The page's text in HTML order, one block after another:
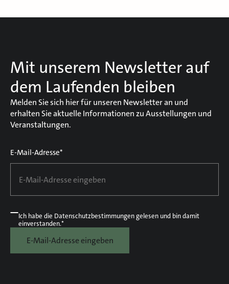
Mit unserem Newsletter auf
dem Laufenden bleiben
Melden Sie sich hier für unseren Newsletter an und
erhalten Sie aktuelle Informationen zu Ausstellungen und
Veranstaltungen.
E-Mail-Adresse*
Ich habe die Datenschutzbestimmungengelesen und bin damit
einverstanden.*
E-Mail-Adresse eingeben